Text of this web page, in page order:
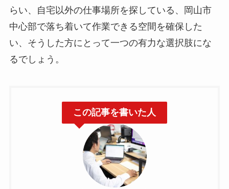
らい、自宅以外の仕事場所を探している、岡山市
中心部で落ち着いて作業できる空間を確保した
い、そうした方にとって一つの有力な選択肢にな
るでしょう。
この記事を書いた人